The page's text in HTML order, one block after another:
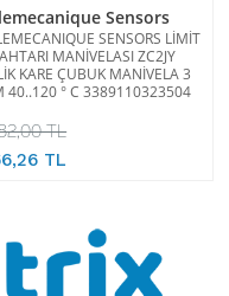
ACT20P CML 10
RC S 4050118409680
TL
TL